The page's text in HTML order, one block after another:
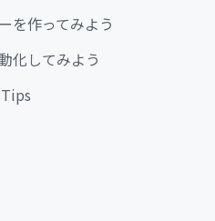
を作ってみよう
化してみよう